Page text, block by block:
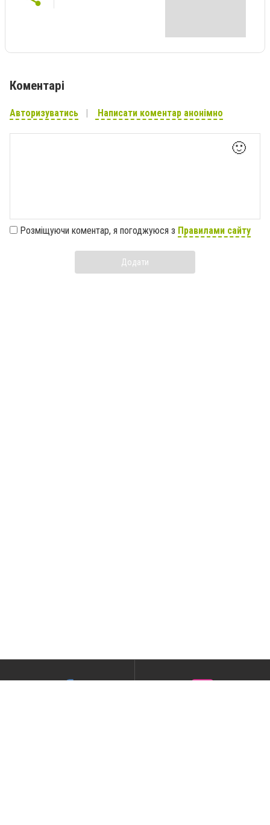
Коментарі
Авторизуватись Написати коментар анонімно
🙂
Розміщуючи коментар, я погоджуюся з Правилами сайту
Додати